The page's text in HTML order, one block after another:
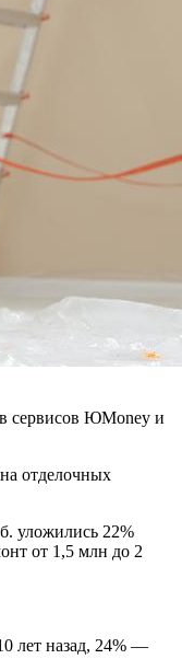
сервисов ЮMoney и
отделочных
уложились 22%
от 1,5 млн до 2
лет назад, 24% —